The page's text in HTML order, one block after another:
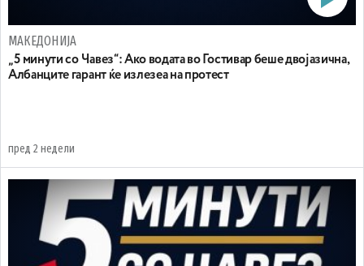
МАКЕДОНИЈА
„ 5 минути со Чавез“: Ако водата во Гостивар беше двојазична,
Албанците гарант ќе излезеа на протест
пред 2 недели